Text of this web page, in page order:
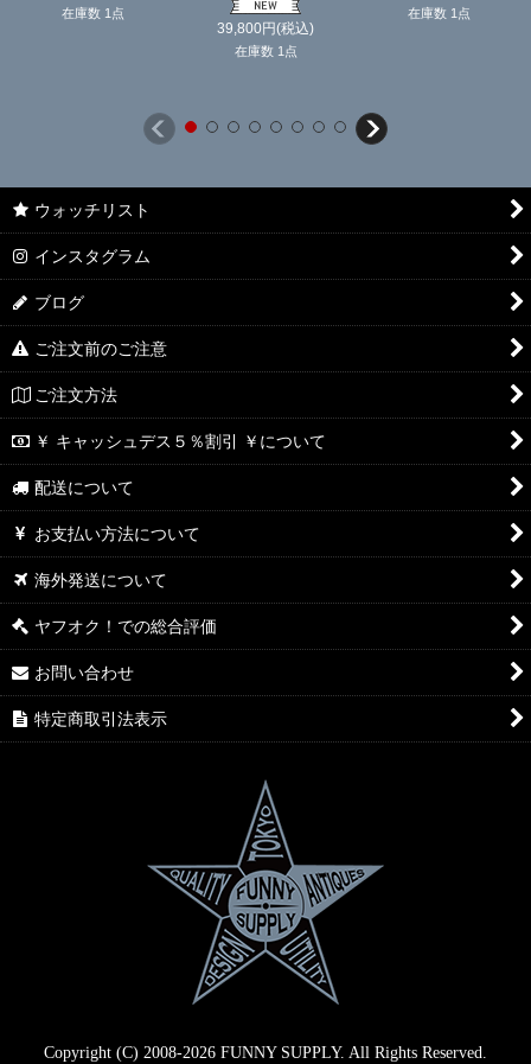
在庫数 1点
39,800円(税込)
在庫数 1点
在庫数 1点
ウォッチリスト
インスタグラム
ブログ
ご注文前のご注意
ご注文方法
￥ キャッシュデス５％割引 ￥について
配送について
お支払い方法について
海外発送について
ヤフオク！での総合評価
お問い合わせ
特定商取引法表示
Copyright (C) 2008-2026 FUNNY SUPPLY. All Rights Reserved.